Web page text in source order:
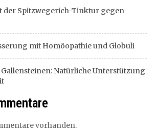
der Spitzwegerich-Tinktur gegen
mit Homöopathie und Globuli
Natürliche Unterstützung
vorhanden.